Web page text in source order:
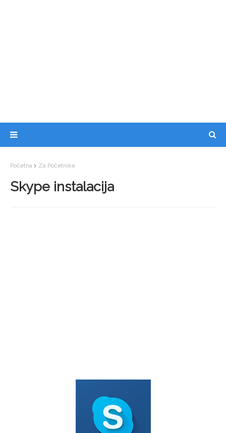
Početna Za Početnike
Skype instalacija